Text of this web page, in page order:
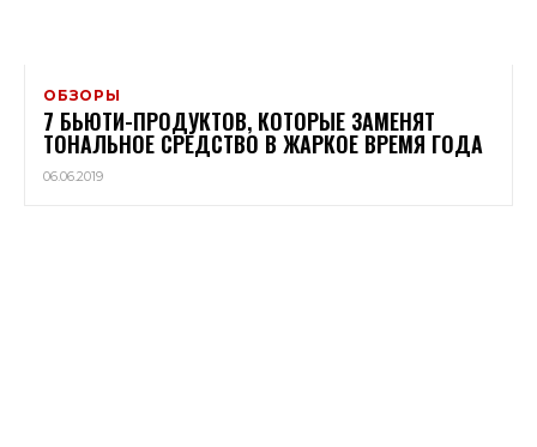
ОБЗОРЫ
7 БЬЮТИ-ПРОДУКТОВ, КОТОРЫЕ ЗАМЕНЯТ
ТОНАЛЬНОЕ СРЕДСТВО В ЖАРКОЕ ВРЕМЯ ГОДА
06.06.2019